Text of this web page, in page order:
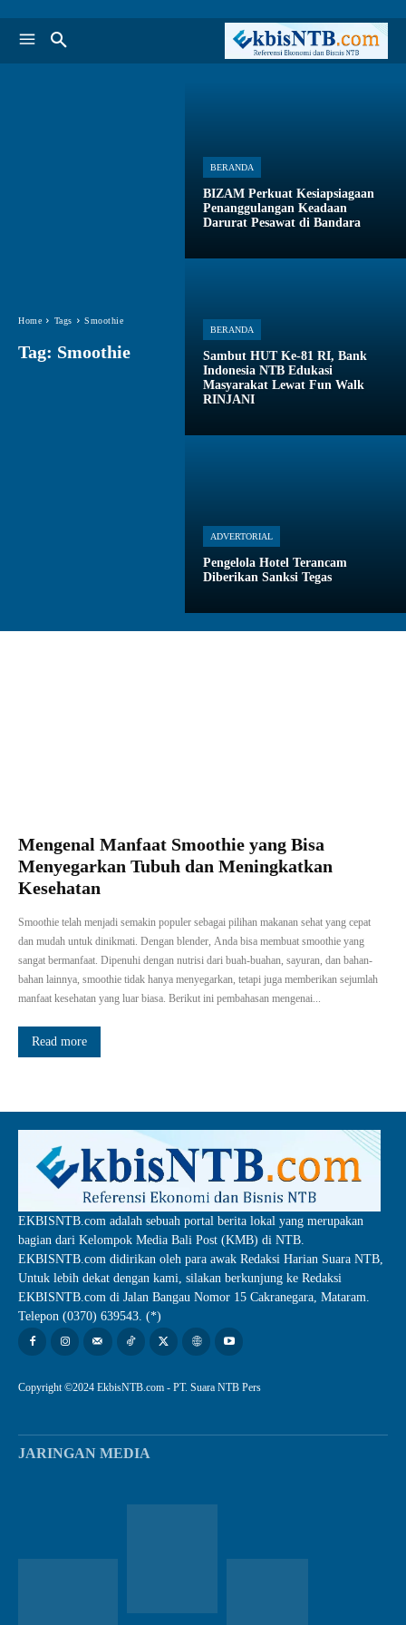
Home Tags Smoothie
Tag: Smoothie
BERANDA
BIZAM Perkuat Kesiapsiagaan
Penanggulangan Keadaan
Darurat Pesawat di Bandara
BERANDA
Sambut HUT Ke-81 RI, Bank
Indonesia NTB Edukasi
Masyarakat Lewat Fun Walk
RINJANI
ADVERTORIAL
Pengelola Hotel Terancam
Diberikan Sanksi Tegas
Mengenal Manfaat Smoothie yang Bisa
Menyegarkan Tubuh dan Meningkatkan
Kesehatan
Smoothie telah menjadi semakin populer sebagai pilihan makanan sehat yang cepat
dan mudah untuk dinikmati. Dengan blender, Anda bisa membuat smoothie yang
sangat bermanfaat. Dipenuhi dengan nutrisi dari buah-buahan, sayuran, dan bahan-
bahan lainnya, smoothie tidak hanya menyegarkan, tetapi juga memberikan sejumlah
manfaat kesehatan yang luar biasa. Berikut ini pembahasan mengenai...
Read more
EKBISNTB.com adalah sebuah portal berita lokal yang merupakan
bagian dari Kelompok Media Bali Post (KMB) di NTB.
EKBISNTB.com didirikan oleh para awak Redaksi Harian Suara NTB,
Untuk lebih dekat dengan kami, silakan berkunjung ke Redaksi
EKBISNTB.com di Jalan Bangau Nomor 15 Cakranegara, Mataram.
Telepon (0370) 639543. (*)
Copyright ©2024 EkbisNTB.com - PT. Suara NTB Pers
JARINGAN MEDIA